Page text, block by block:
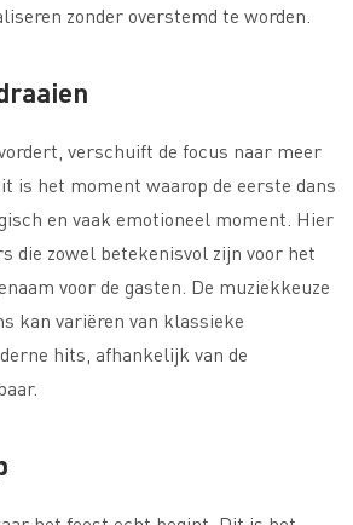
zonder overstemd te worden.
verschuift de focus naar meer
is het moment waarop de eerste dans
en vaak emotioneel moment. Hier
die zowel betekenisvol zijn voor het
voor de gasten. De muziekkeuze
kan variëren van klassieke
hits, afhankelijk van de